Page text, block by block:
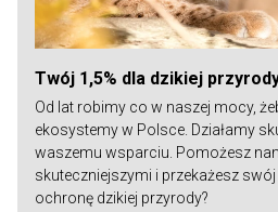
Twój 1,5% dla dzikiej
Od lat robimy co w naszej mocy,
ekosystemy w Polsce. Działamy
waszemu wsparciu. Pomożesz
skuteczniejszymi i przekażesz swój
ochronę dzikiej przyrody?